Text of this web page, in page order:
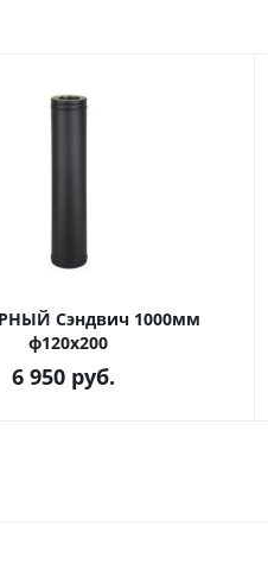
Сэндвич 1000мм
ф120х200
6 950 руб.